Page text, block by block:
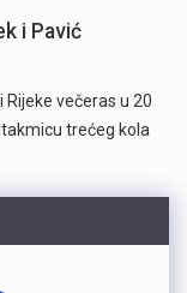
i Pavić
večeras u 20
trećeg kola